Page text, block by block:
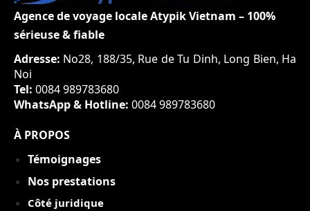
Agence de voyage locale Atypik Vietnam – 100%
sérieuse & fiable
Adresse: No28, 188/35, Rue de Tu Dinh, Long Bien, Ha
Noi
Tel: 0084 989783680
WhatsApp & Hotline: 0084 989783680
À PROPOS
Témoignages
Nos prestations
Côté juridique